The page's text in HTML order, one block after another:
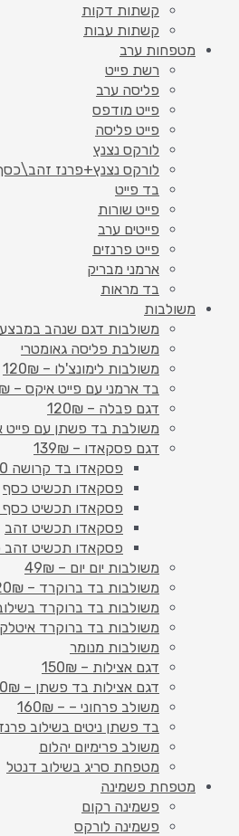
קשתות דקות
קשתות עבות
מטפחות ערב
רשת פייט
פליסה ערב
פייט מודפס
פייט פליסה
לורקס נצנץ
לורקס נצנץ+פרנז
בד פייט
פייט שורות
פייטים ערב
פייט פרנזים
ארמני מבריק
בד מראות
משולבות
משולבות דגם שנהב
משולבת פליסה גאומטרי
משולבות לימונצ'לו – 120₪
בד ארמני עם פייט איקס – 120₪
דגם פבלה – 120₪
משולבת בד פשתן עם פייט
דגם פסקאדו – 139₪
פסקאדו בד קרושה 80 ש"ח
פסקאדו תכשיט כסף
פסקאדו תכשיט כסף
פסקאדו תכשיט זהב
פסקאדו תכשיט זהב
משולבות יום יום – 49₪
משולבות בד ברוקרד – 120₪
משולבות בד ברוקרד בשילוב
משולבות בד ברוקרד איטלקי
משולבות מנומר
דגם אצילות – 150₪
דגם אצילות בד פשתן – 150₪
משולב פרחוני – – 160₪
בד פשתן ניטים בשילוב פרנז –
משולב פרימיום יהלום
מטפחת סריג בשילוב דנטל
מטפחת פשמינה
פשמינה רקום
פשמינה לורקס